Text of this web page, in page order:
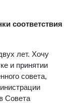
соответствия
лет. Хочу
и принятии
совета,
Совета